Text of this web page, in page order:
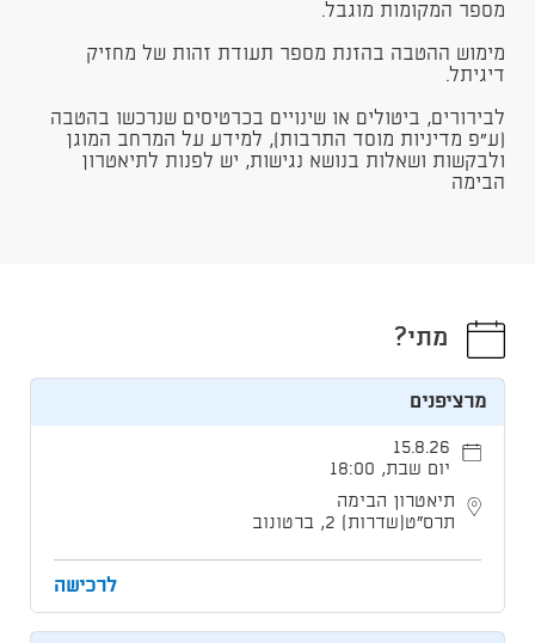
מספר המקומות מוגבל.
מימוש ההטבה בהזנת מספר תעודת זהות של מחזיק
דיגיתל.
לבירורים, ביטולים או שינויים בכרטיסים שנרכשו בהטבה
(ע"פ מדיניות מוסד התרבות), למידע על המרחב המוגן
ולבקשות ושאלות בנושא נגישות, יש לפנות לתיאטרון
הבימה
מתי?
מרציפנים
15.8.26
יום שבת, 18:00
תיאטרון הבימה
תרס"ט[שדרות] 2, ברטונוב
לרכישה